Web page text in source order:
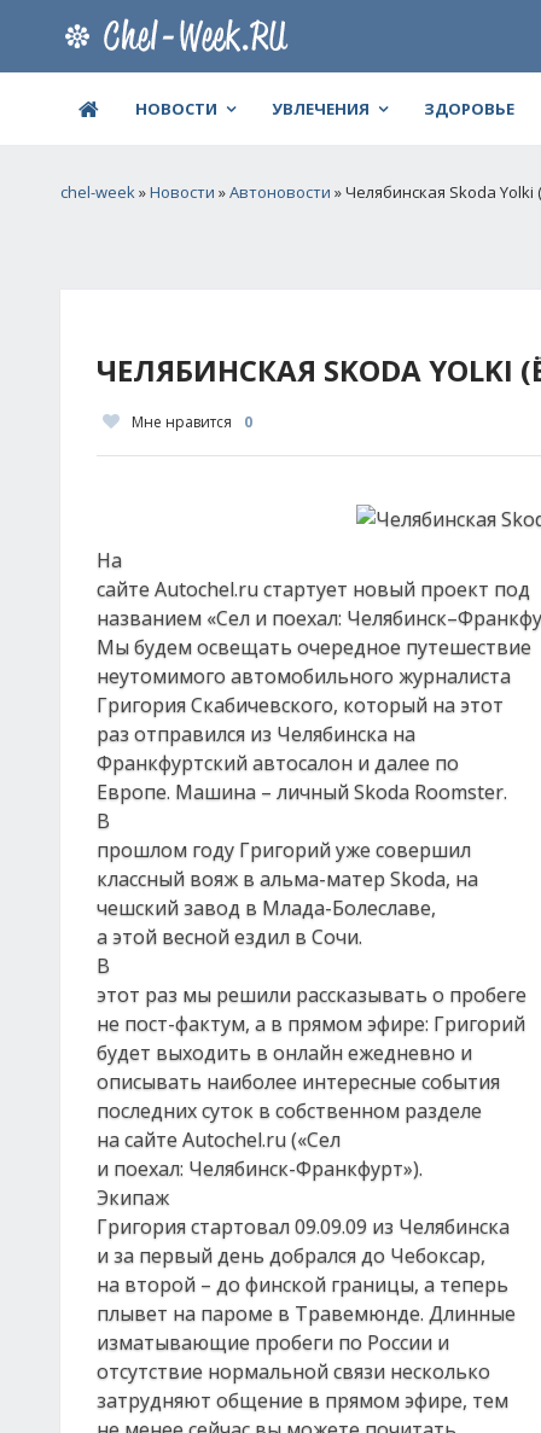
НОВОСТИ УВЛЕЧЕНИЯ ЗДОРОВЬЕ
chel-week»Новости »Автоновости » Челябинская Skoda
ЧЕЛЯБИНСКАЯ SKODA
Мне нравится 0
На
сайте Аutochel.ru стартует новый проект под
названием «Сел и поехал:
Мы будем освещать очередное путешествие
неутомимого автомобильного журналиста
Григория Скабичевского, который на этот
раз отправился из Челябинска на
Франкфуртский автосалон и далее по
Европе. Машина – личный Skoda Roomster.
В
прошлом году Григорий уже совершил
классный вояж в альма-матер Skoda, на
чешский завод в Млада-Болеславе,
а этой весной ездил в Сочи.
В
этот раз мы решили рассказывать о пробеге
не пост-фактум, а в прямом эфире: Григорий
будет выходить в онлайн ежедневно и
описывать наиболее интересные события
последних суток в собственном разделе
на сайте Аutochel.ru («Сел
и поехал: Челябинск-Франкфурт»).
Экипаж
Григория стартовал 09.09.09 из Челябинска
и за первый день добрался до Чебоксар,
на второй – до финской границы, а теперь
плывет на пароме в Травемюнде. Длинные
изматывающие пробеги по России и
отсутствие нормальной связи несколько
затрудняют общение в прямом эфире, тем